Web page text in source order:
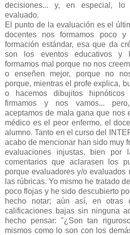
decisiones... y, en especial,
evaluado.
El punto de la evaluación es el
docentes nos formamos poco
formación estándar, esa que da
son los eventos educativos y
formamos mal porque no nos
o enseñen mejor, porque no
porque, mientras el profe explica,
o hacemos dibujitos
firmamos y nos vamos...
aceptamos de mala gana que nos
médico es el peor enfermo, el
alumno. Tanto en el curso del
acabo de mencionar han sido muy
evaluaciones injustas, bien
comentarios que aclarasen los
porque evaluadores y/o
las rúbricas. Yo mismo he tratado
poco flojas y he sido descubierto
hecho notar; aún así, en otras
calificaciones bajas sin ninguna
hecho pensar: "¿Son tan
mismos como lo son con los